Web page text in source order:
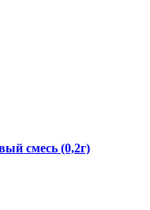
смесь (0,2г)